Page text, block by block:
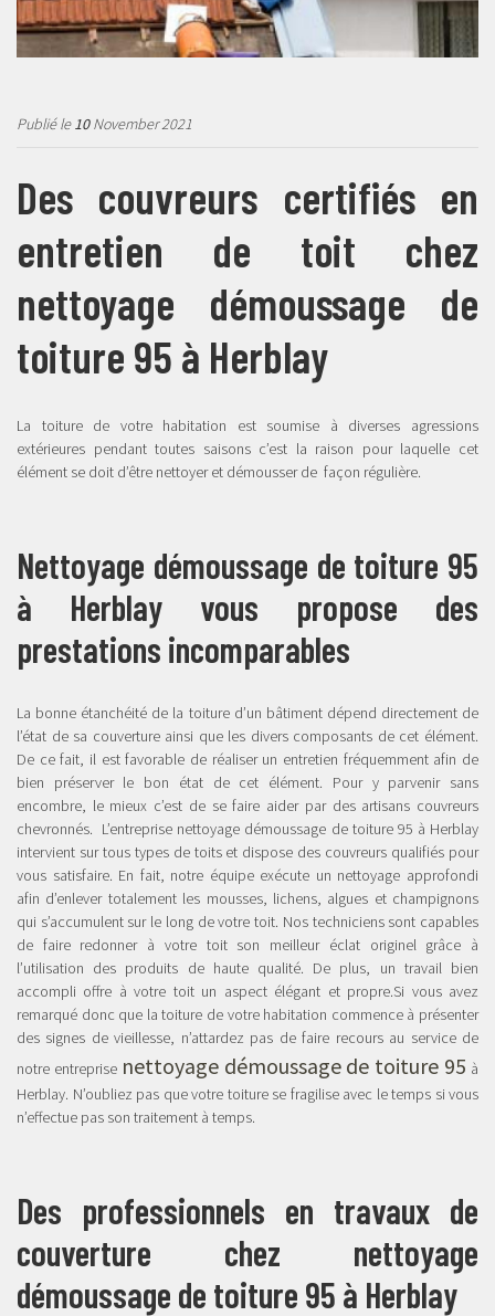
Publié le10November 2021
Des couvreurs certifiés en
entretien de toit chez
nettoyage démoussage de
toiture 95 à Herblay
La toiture de votre habitation est soumise à diverses agressions
extérieures pendant toutes saisons c’est la raison pour laquelle cet
élément se doit d’être nettoyer et démousser de façon régulière.
Nettoyage démoussage de toiture 95
à Herblay vous propose des
prestations incomparables
La bonne étanchéité de la toiture d’un bâtiment dépend directement de
l’état de sa couverture ainsi que les divers composants de cet élément.
De ce fait, il est favorable de réaliser un entretien fréquemment afin de
bien préserver le bon état de cet élément. Pour y parvenir sans
encombre, le mieux c’est de se faire aider par des artisans couvreurs
chevronnés. L’entreprise nettoyage démoussage de toiture 95 à Herblay
intervient sur tous types de toits et dispose des couvreurs qualifiés pour
vous satisfaire. En fait, notre équipe exécute un nettoyage approfondi
afin d’enlever totalement les mousses, lichens, algues et champignons
qui s’accumulent sur le long de votre toit. Nos techniciens sont capables
de faire redonner à votre toit son meilleur éclat originel grâce à
l’utilisation des produits de haute qualité. De plus, un travail bien
accompli offre à votre toit un aspect élégant et propre.Si vous avez
remarqué donc que la toiture de votre habitation commence à présenter
des signes de vieillesse, n’attardez pas de faire recours au service de
notre entreprise nettoyage démoussage de toiture 95 à
Herblay. N’oubliez pas que votre toiture se fragilise avec le temps si vous
n’effectue pas son traitement à temps.
Des professionnels en travaux de
couverture chez nettoyage
démoussage de toiture 95 à Herblay